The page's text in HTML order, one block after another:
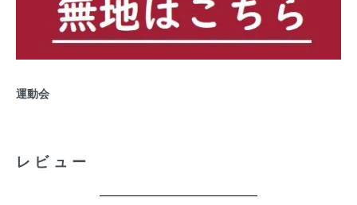
運動会
レビュー